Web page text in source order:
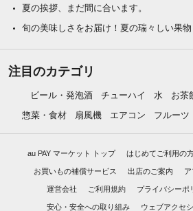
夏の挨拶、まだ間に合います。
旬の美味しさをお届け！夏の瑞々しい果物
注目のカテゴリ
ビール・発泡酒 チューハイ 水 お茶
惣菜・食材
扇風機 エアコン フルーツ
au PAY マーケット トップ はじめてご利用の
お買いもの補償サービス 出店のご案内
運営会社 ご利用規約 プライバシーポ
安心・安全への取り組み ウェブアクセ